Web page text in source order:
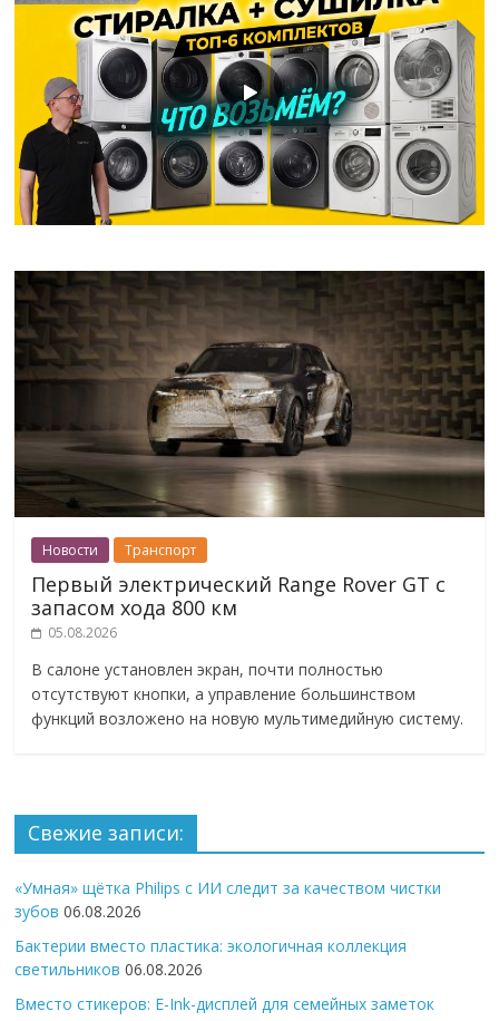
Новости Транспорт
Первый электрический Range Rover GT с
запасом хода 800 км
05.08.2026
В салоне установлен экран, почти полностью
отсутствуют кнопки, а управление большинством
функций возложено на новую мультимедийную систему.
Свежие записи:
«Умная» щётка Philips с ИИ следит за качеством чистки
зубов 06.08.2026
Бактерии вместо пластика: экологичная коллекция
светильников 06.08.2026
Вместо стикеров: E-Ink-дисплей для семейных заметок